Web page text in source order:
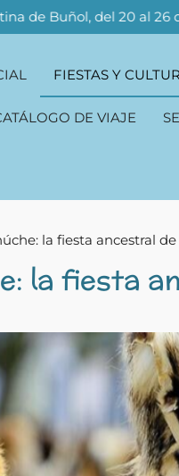
(Ribadavia) 28,29 y
FIESTAS Y
DE VIAJE
la fiesta ancestral
la fiesta